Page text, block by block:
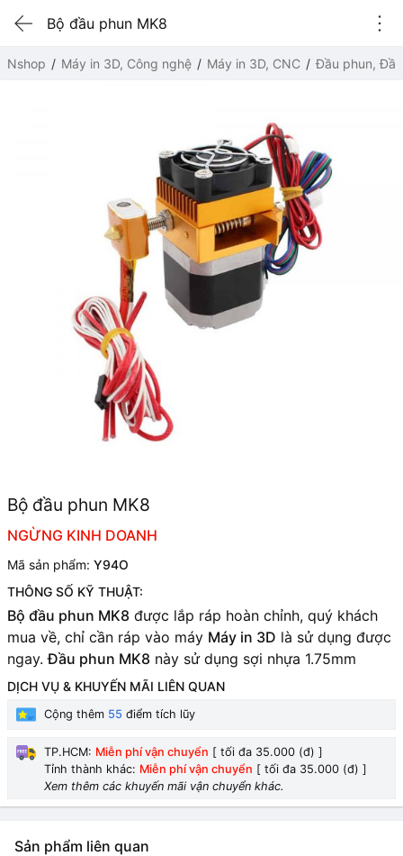
Bộ đầu phun MK8
Nshop Máy in 3D, Công nghệ Máy in 3D, CNC Đầu phun,
Bộ đầu phun MK8
NGỪNG KINH DOANH
Mã sản phẩm: Y94O
THÔNG SỐ KỸ THUẬT:
Bộ đầu phun MK8 được lắp ráp hoàn chỉnh, quý khách
mua về, chỉ cần ráp vào máy Máy in 3D là sử dụng được
ngay.Đầu phun MK8 này sử dụng sợi nhựa 1.75mm
DỊCH VỤ & KHUYẾN MÃI LIÊN QUAN
Cộng thêm 55 điểm tích lũy
TP.HCM: Miễn phí vận chuyển [ tối đa 35.000 (đ) ]
Tỉnh thành khác: Miễn phí vận chuyển [ tối đa 35.000 (đ) ]
Xem thêm các khuyến mãi vận chuyển khác.
Sản phẩm liên quan